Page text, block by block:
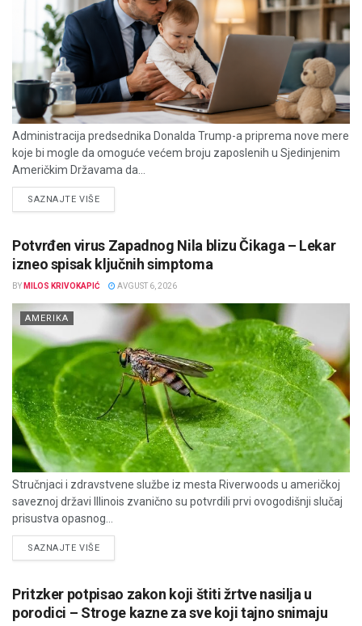
Administracija predsednika Donalda Trump-a priprema nove mere
koje bi mogle da omoguće većem broju zaposlenih u Sjedinjenim
Američkim Državama da...
SAZNAJTE VIŠEDETAILS
Potvrđen virus Zapadnog Nila blizu Čikaga – Lekar
izneo spisak ključnih simptoma
BY MILOS KRIVOKAPIĆ AVGUST 6, 2026
AMERIKA
Stručnjaci i zdravstvene službe iz mesta Riverwoods u američkoj
saveznoj državi Illinois zvanično su potvrdili prvi ovogodišnji slučaj
prisustva opasnog...
SAZNAJTE VIŠEDETAILS
Pritzker potpisao zakon koji štiti žrtve nasilja u
porodici – Stroge kazne za sve koji tajno snimaju